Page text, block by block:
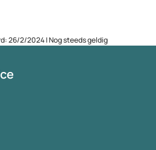
26/2/2024 | Nog steeds geldig